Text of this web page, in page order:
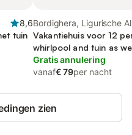
8,6
tuin
Bordighera, Ligurische
Vakantiehuis voor 12
whirlpool and tuin as
Gratis annulering
vanaf€ 79per nacht
zien